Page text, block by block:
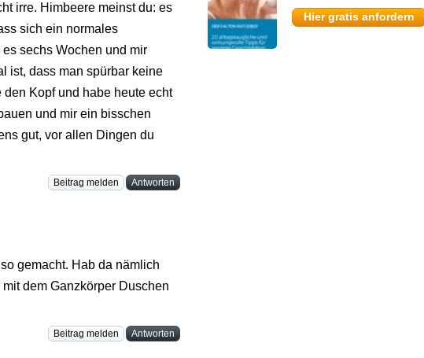
irre. Himbeere meinst du: es
sich ein normales
sechs Wochen und mir
ist, dass man spürbar keine
Kopf und habe heute echt
und mir ein bisschen
gut, vor allen Dingen du
Beitrag melden Antworten
gemacht. Hab da nämlich
dem Ganzkörper Duschen
Beitrag melden Antworten
Hier gratis anfordern